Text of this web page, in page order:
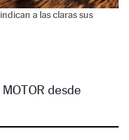
a las claras sus
desde